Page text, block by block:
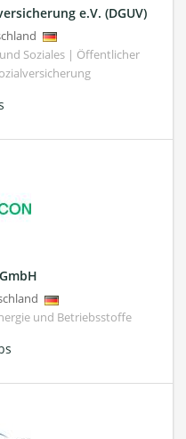
e.V. (DGUV)
Soziales | Öffentlicher
und Betriebsstoffe